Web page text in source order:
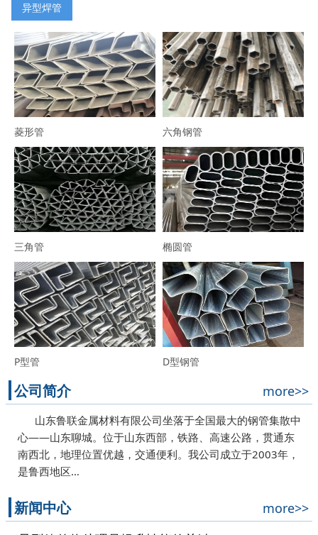
异型焊管
菱形管 六角钢管
三角管 椭圆管
P型管 D型钢管
公司简介 more>>
山东鲁联金属材料有限公司坐落于全国最大的钢管集散中
心——山东聊城。位于山东西部，铁路、高速公路，贯通东
南西北，地理位置优越，交通便利。我公司成立于2003年，
是鲁西地区…
新闻中心
more>>